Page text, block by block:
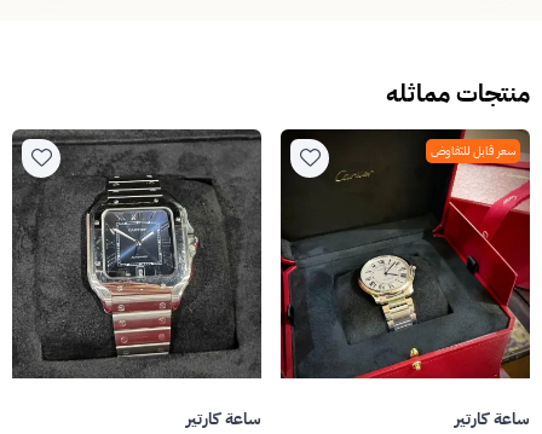
منتجات مماثله
سعر قابل للتفاوض
ساعة كارتير ساعة كارتير